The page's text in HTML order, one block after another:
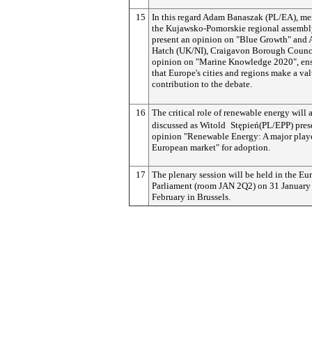
15
In this regard Adam Banaszak (PL/EA),
the Kujawsko-Pomorskie regional
present an opinion on "Blue Growth" and
Hatch (UK/NI), Craigavon Borough
opinion on "Marine Knowledge 2020",
that Europe's cities and regions make a
contribution to the debate.
16
The critical role of renewable energy will
discussed as Witold Stępień(PL/EPP)
opinion "Renewable Energy: A major
European market" for adoption.
17
The plenary session will be held in the
Parliament (room JAN 2Q2) on 31
February in Brussels.